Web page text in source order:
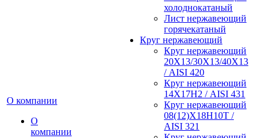
О компании
О
компании
холоднокатаный
Лист нержавеющий
горячекатаный
Круг нержавеющий
Круг нержавеющий
20Х13/30Х13/40Х13
/ AISI 420
Круг нержавеющий
14Х17Н2 / AISI 431
Круг нержавеющий
08(12)Х18Н10Т /
AISI 321